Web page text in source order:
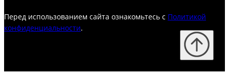
Перед использованием сайта ознакомьтесь с Политикой
конфиденциальности.